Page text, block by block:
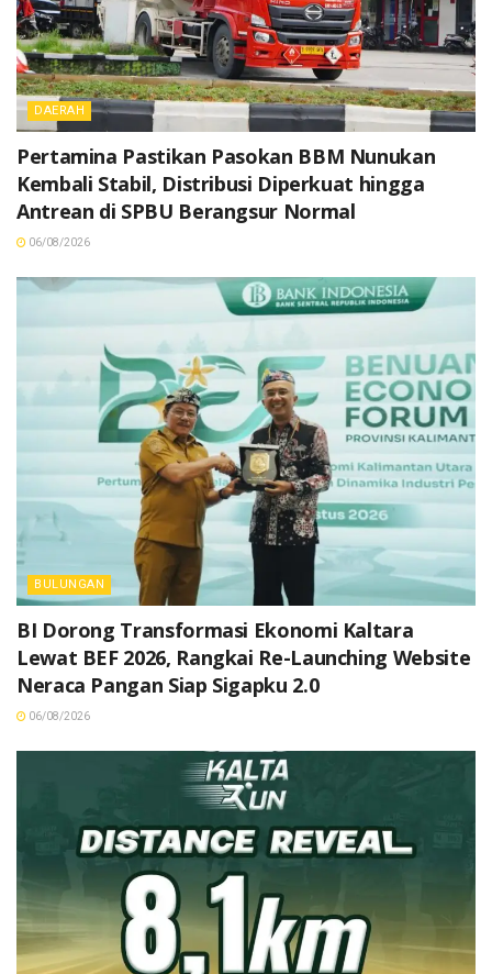
DAERAH
Pertamina Pastikan Pasokan BBM Nunukan
Kembali Stabil, Distribusi Diperkuat hingga
Antrean di SPBU Berangsur Normal
06/08/2026
BULUNGAN
BI Dorong Transformasi Ekonomi Kaltara
Lewat BEF 2026, Rangkai Re-Launching Website
Neraca Pangan Siap Sigapku 2.0
06/08/2026